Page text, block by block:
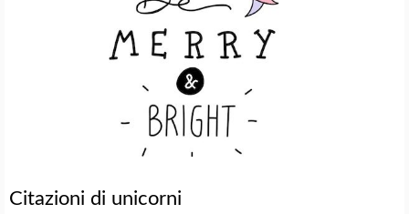
Citazioni di unicorni